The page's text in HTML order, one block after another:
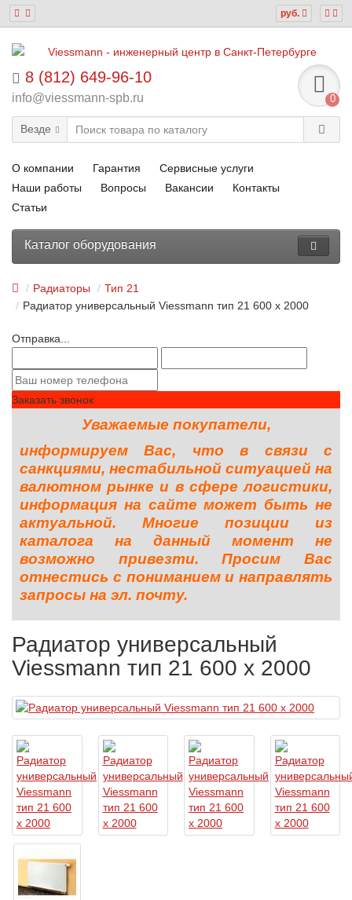
руб.
8 (812) 649-96-10
info@viessmann-spb.ru 0
Везде
О компании Гарантия
Сервисные услуги
Наши работы
Вопросы Вакансии
Контакты
Статьи
Каталог оборудования
Радиаторы
Тип 21
Радиатор универсальный Viessmann тип 21 600 x 2000
Отправка...
Заказать звонок
Уважаемые покупатели,
информируем Вас, что в связи с
санкциями, нестабильной ситуацией на
валютном рынке и в сфере логистики,
информация на сайте может быть не
актуальной. Многие позиции из
каталога на данный момент не
возможно привезти. Просим Вас
отнестись с пониманием и направлять
запросы на эл. почту.
Радиатор универсальный
Viessmann тип 21 600 x 2000